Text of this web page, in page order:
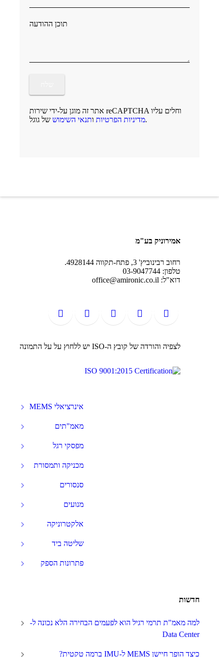
תוכן ההודעה
אתר זה מוגן על-ידי שירות reCAPTCHA וחלים עליו
מדיניות הפרטיות ותנאי השימוש של גוגל.
אמירוניק בע"מ
רחוב רבינוביץ' 3, פתח-תקווה 4928144.
טלפון: 03-9047744
דוא"ל: office@amironic.co.il
לצפיה והורדה של קובץ ה-ISO יש ללחוץ על על התמונה
אינרציאלי MEMS
מאמ"תים
מפסקי רגל
מכניקה ותמסורת
סנסורים
מנועים
אלקטרוניקה
שליטה ביד
פתרונות הספק
חדשות
למה מאמ"ת תרמי רגיל הוא לפעמים הבחירה הלא נכונה ל-
Data Center
כיצד הופך חיישן MEMS ל-IMU ברמה טקטית?